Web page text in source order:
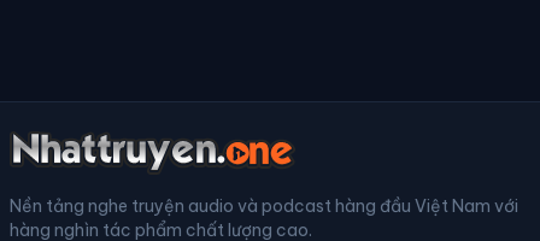
Nền tảng nghe truyện audio và podcast hàng đầu Việt Nam với
hàng nghìn tác phẩm chất lượng cao.